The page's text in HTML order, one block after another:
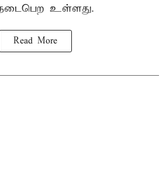
நடைபெற உள்ளது.
Read More